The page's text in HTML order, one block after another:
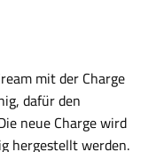
mit der Charge
dafür den
neue Charge wird
hergestellt werden.